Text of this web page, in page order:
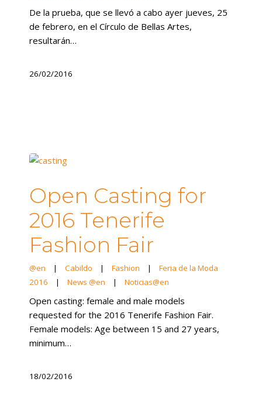
De la prueba, que se llevó a cabo ayer jueves, 25
de febrero, en el Círculo de Bellas Artes,
resultarán…
26/02/2016
Open Casting for
2016 Tenerife
Fashion Fair
@en | Cabildo | Fashion |
Feria de la Moda
2016
| News @en | Noticias@en
Open casting: female and male models
requested for the 2016 Tenerife Fashion Fair.
Female models: Age between 15 and 27 years,
minimum…
18/02/2016